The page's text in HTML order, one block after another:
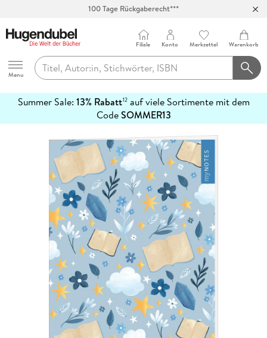
100 Tage Rückgaberecht***
Hugendubel
Menu
Filiale Konto Merkzettel Warenkorb
Summer Sale: 13% Rabatt12auf viele Sortimente mit dem
CodeSOMMER13
erfahren